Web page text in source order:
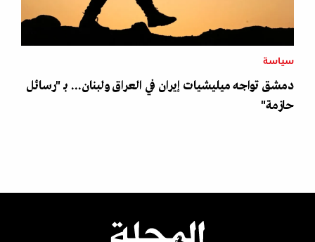
سياسة
دمشق تواجه ميليشيات إيران في العراق ولبنان... بـ "رسائل
حازمة"